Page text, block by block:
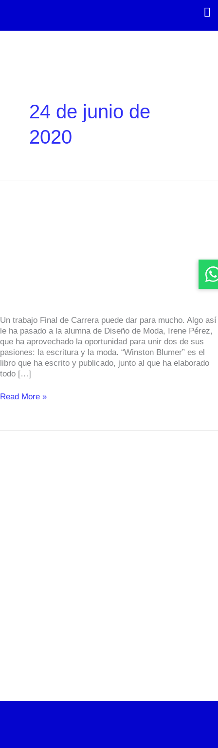
contenido
24 de junio de
2020
Un trabajo Final de Carrera puede dar para mucho. Algo así
le ha pasado a la alumna de Diseño de Moda, Irene Pérez,
que ha aprovechado la oportunidad para unir dos de sus
pasiones: la escritura y la moda. “Winston Blumer” es el
libro que ha escrito y publicado, junto al que ha elaborado
todo […]
Irene
Pérez
Read More »